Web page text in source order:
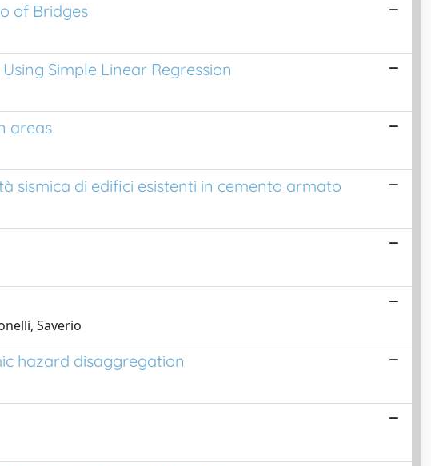
of Bridges
Simple Linear Regression
areas
sismica di edifici esistenti in cemento armato
Saverio
hazard disaggregation